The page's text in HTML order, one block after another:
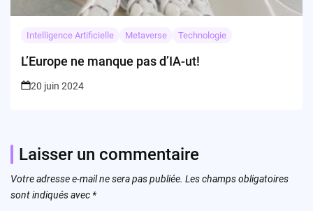
Intelligence Artificielle Metaverse Technologie
L’Europe ne manque pas d’IA-ut!
20 juin 2024
Laisser un commentaire
Votre adresse e-mail ne sera pas publiée. Les champs obligatoires
sont indiqués avec *